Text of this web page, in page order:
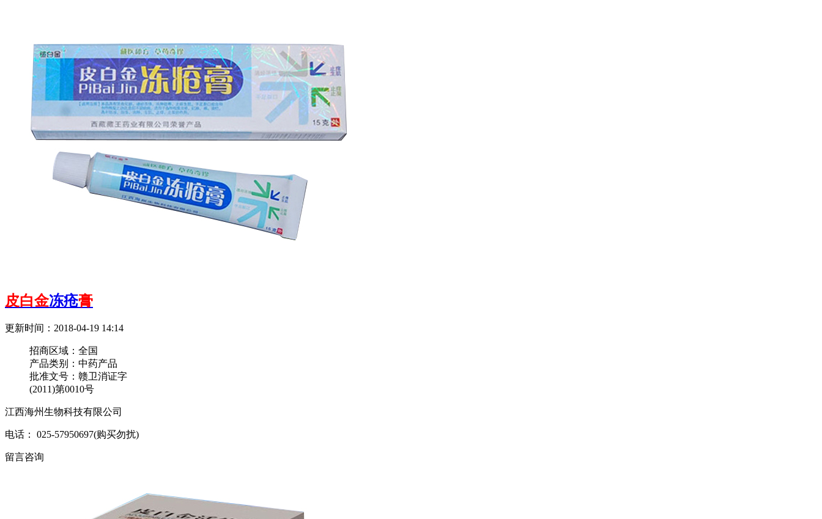
皮白金冻疮膏
更新时间：2018-04-19 14:14
招商区域： 全国
产品类别： 中药产品
批准文号： 赣卫消证字
(2011)第0010号
江西海州生物科技有限公司
电话： 025-57950697(购买勿扰)
留言咨询